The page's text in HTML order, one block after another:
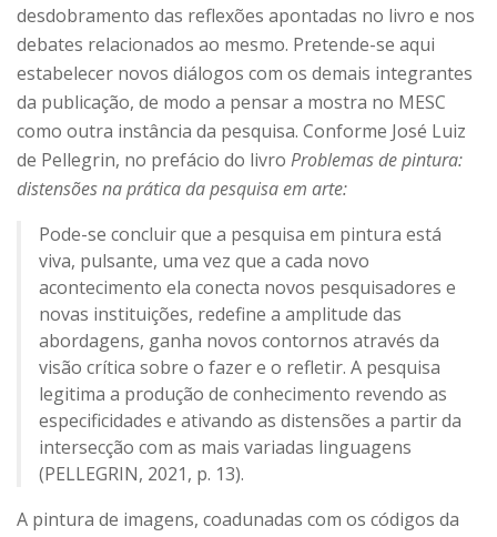
desdobramento das reflexões apontadas no livro e nos
debates relacionados ao mesmo. Pretende-se aqui
estabelecer novos diálogos com os demais integrantes
da publicação, de modo a pensar a mostra no MESC
como outra instância da pesquisa. Conforme José Luiz
de Pellegrin, no prefácio do livro Problemas de pintura:
distensões na prática da pesquisa em arte:
Pode-se concluir que a pesquisa em pintura está
viva, pulsante, uma vez que a cada novo
acontecimento ela conecta novos pesquisadores e
novas instituições, redefine a amplitude das
abordagens, ganha novos contornos através da
visão crítica sobre o fazer e o refletir. A pesquisa
legitima a produção de conhecimento revendo as
especificidades e ativando as distensões a partir da
intersecção com as mais variadas linguagens
(PELLEGRIN, 2021, p. 13).
A pintura de imagens, coadunadas com os códigos da